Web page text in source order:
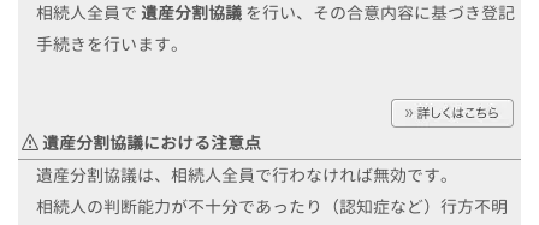
相続人全員で 遺産分割協議 を行い、その合意内容に基づき登記
手続きを行います。
遺産分割協議における注意点
遺産分割協議は、相続人全員で行わなければ無効です。
相続人の判断能力が不十分であったり（認知症など）行方不明